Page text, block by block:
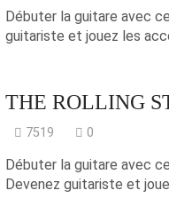
Débuter la guitare avec
guitariste et jouez les
THE ROLLING
7519 0
Débuter la guitare avec
Devenez guitariste et